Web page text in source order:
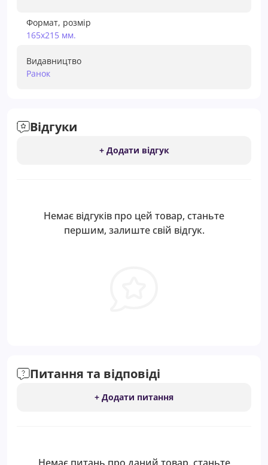
Формат, розмір
165х215 мм.
Видавництво
Ранок
Відгуки
+ Додати відгук
Немає відгуків про цей товар, станьте
першим, залиште свій відгук.
Питання та відповіді
+ Додати питання